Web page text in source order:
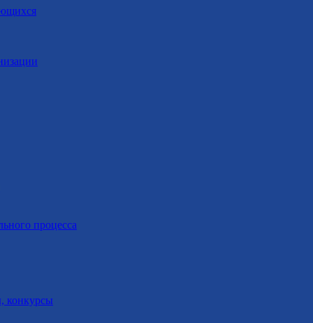
процесса
конкурсы